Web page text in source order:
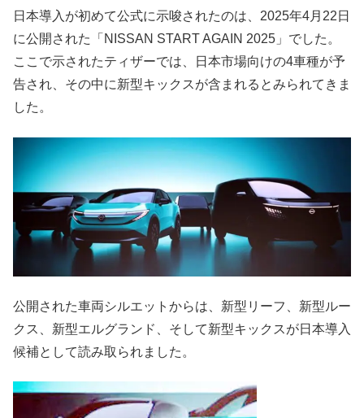
日本導入が初めて公式に示唆されたのは、2025年4月22日
に公開された「NISSAN START AGAIN 2025」でした。
ここで示されたティザーでは、日本市場向けの4車種が予
告され、その中に新型キックスが含まれるとみられてきま
した。
公開された車両シルエットからは、新型リーフ、新型ルー
クス、新型エルグランド、そして新型キックスが日本導入
候補として読み取られました。